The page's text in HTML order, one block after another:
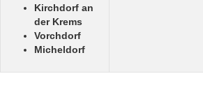
Kirchdorf an
der Krems
Vorchdorf
Micheldorf